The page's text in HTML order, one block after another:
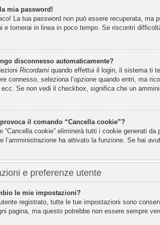
mia password!
La tua password non può essere recuperata,
e tornerai in linea in poco tempo. Se riscontri
disconnesso automaticamente?
Ricordamiquando effettui il login, il sistema ti
connesso, seleziona l’opzione quando entri, ma
Se non vedi il checkbox, significa che un
il comando “Cancella cookie”?
“Cancella cookie” eliminerà tutti i cookie generati
l’amministrazione ha attivato la funzione. Se hai
e preferenze utente
le mie impostazioni?
registrato, tutte le tue impostazioni sono
pagina, ma questo potrebbe non essere sempre